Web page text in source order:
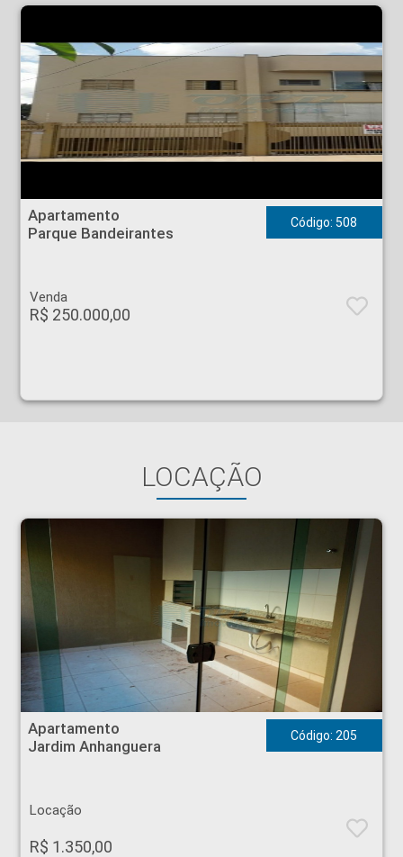
Apartamento
Parque Bandeirantes
Código: 508
Venda
R$ 250.000,00
LOCAÇÃO
Apartamento - Jardim Anhanguera - Ribeirão Preto
Apartamento
Jardim Anhanguera
Código: 205
Locação
R$ 1.350,00